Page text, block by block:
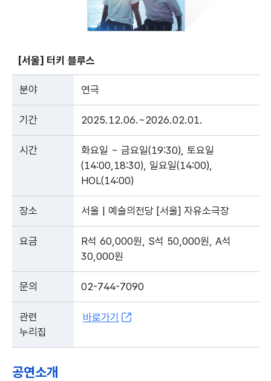
[서울] 터키 블루스
분야 연극
기간 2025.12.06.~2026.02.01.
시간
화요일 ~ 금요일(19:30), 토요일
(14:00,18:30), 일요일(14:00),
HOL(14:00)
장소 서울 | 예술의전당 [서울] 자유소극장
요금
R석 60,000원, S석 50,000원, A석
30,000원
문의 02-744-7090
관련
누리집
바로가기
공연소개